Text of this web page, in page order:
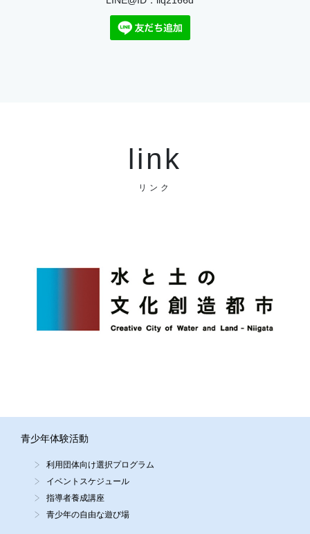
link
リンク
青少年体験活動
利用団体向け選択プログラム
イベントスケジュール
指導者養成講座
青少年の自由な遊び場